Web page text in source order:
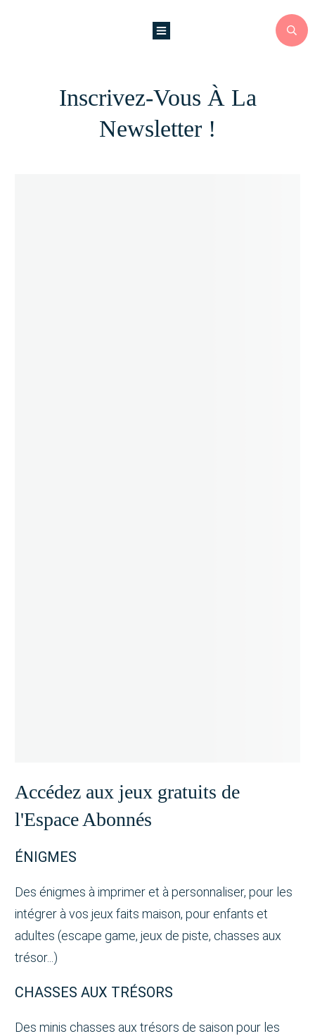
Inscrivez-Vous À La
Newsletter !
Accédez aux jeux gratuits de
l'Espace Abonnés
ÉNIGMES
Des énigmes à imprimer et à personnaliser, pour les
intégrer à vos jeux faits maison, pour enfants et
adultes (escape game, jeux de piste, chasses aux
trésor...)
CHASSES AUX TRÉSORS
Des minis chasses aux trésors de saison pour les